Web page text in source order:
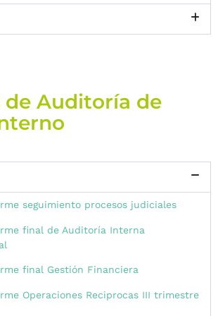
de Auditoría de
seguimiento procesos judiciales
final de Auditoría Interna
final Gestión Financiera
Operaciones Reciprocas III trimestre